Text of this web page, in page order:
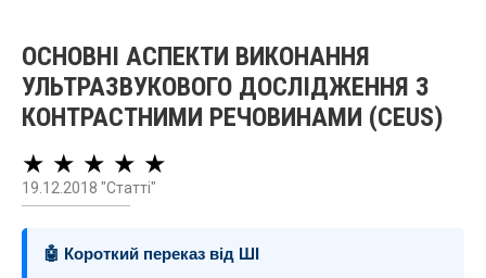
ОСНОВНІ АСПЕКТИ ВИКОНАННЯ
УЛЬТРАЗВУКОВОГО ДОСЛІДЖЕННЯ З
КОНТРАСТНИМИ РЕЧОВИНАМИ (CEUS)
★ ★ ★ ★ ★
19.12.2018 "Статті"
🤖 Короткий переказ від ШІ